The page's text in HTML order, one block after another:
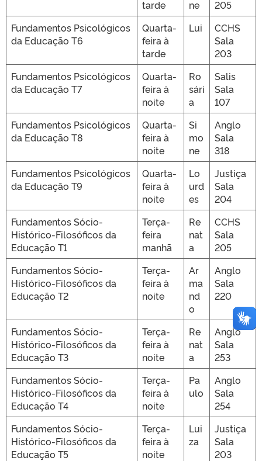
tarde
ne
205
Fundamentos Psicológicos
da Educação T6
Quarta-
feira à
tarde
Lui
CCHS
Sala
203
Fundamentos Psicológicos
da Educação T7
Quarta-
feira à
noite
Ro
sári
a
Salis
Sala
107
Fundamentos Psicológicos
da Educação T8
Quarta-
feira à
noite
Si
mo
ne
Anglo
Sala
318
Fundamentos Psicológicos
da Educação T9
Quarta-
feira à
noite
Lo
urd
es
Justiça
Sala
204
Fundamentos Sócio-
Histórico-Filosóficos da
Educação T1
Terça-
feira
manhã
Re
nat
a
CCHS
Sala
205
Fundamentos Sócio-
Histórico-Filosóficos da
Educação T2
Terça-
feira à
noite
Ar
ma
nd
o
Anglo
Sala
220
Fundamentos Sócio-
Histórico-Filosóficos da
Educação T3
Terça-
feira à
noite
Re
nat
a
Anglo
Sala
253
Fundamentos Sócio-
Histórico-Filosóficos da
Educação T4
Terça-
feira à
noite
Pa
ulo
Anglo
Sala
254
Fundamentos Sócio-
Histórico-Filosóficos da
Educação T5
Terça-
feira à
noite
Lui
za
Justiça
Sala
203